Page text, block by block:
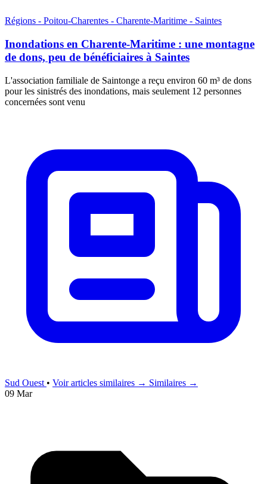
Régions - Poitou-Charentes - Charente-Maritime - Saintes
Inondations en Charente-Maritime : une montagne
de dons, peu de bénéficiaires à Saintes
L'association familiale de Saintonge a reçu environ 60 m³ de dons
pour les sinistrés des inondations, mais seulement 12 personnes
concernées sont venu
Sud Ouest • Voir articles similaires → Similaires →
09 Mar